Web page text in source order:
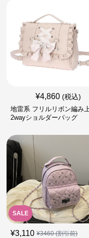
¥4,860 (税込)
地雷系 フリルリボン編み
2wayショルダーバッグ
SALE
¥3,110 ¥3460(割引前)